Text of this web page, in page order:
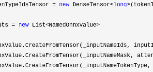
= new DenseTensor<long
= new List<NamedOnnxValue>